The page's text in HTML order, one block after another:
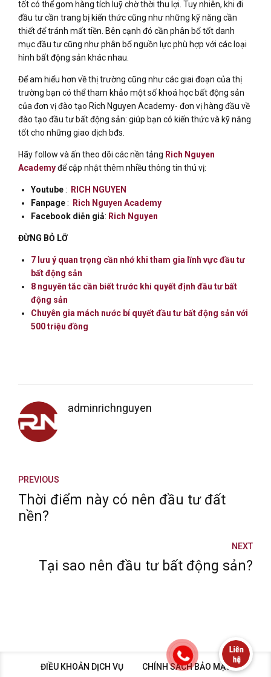
tốt có thể gom hàng tích luỹ chờ thời thu lợi. Tuy nhiên, khi đi
đầu tư cần trang bị kiến thức cũng như những kỹ năng cần
thiết để tránh mất tiền. Bên cạnh đó cần phân bổ tốt danh
mục đầu tư cũng như phân bổ nguồn lực phù hợp với các loại
hình bất động sản khác nhau.
Để am hiểu hơn về thị trường cũng như các giai đoạn của thị
trường bạn có thể tham khảo một số khoá học bất động sản
của đơn vị đào tạo Rich Nguyen Academy- đơn vị hàng đầu về
đào tạo đầu tư bất động sản: giúp bạn có kiến thức và kỹ năng
tốt cho những giao dịch bđs.
Hãy follow và ấn theo dõi các nền tảng Rich Nguyen
Academyđể cập nhật thêm nhiều thông tin thú vị:
Youtube: RICH NGUYEN
Fanpage: Rich Nguyen Academy
Facebook diễn giả: Rich Nguyen
ĐỪNG BỎ LỠ
7 lưu ý quan trọng cần nhớ khi tham gia lĩnh vực đầu tư
bất động sản
8 nguyên tắc cần biết trước khi quyết định đầu tư bất
động sản
Chuyên gia mách nước bí quyết đầu tư bất động sản với
500 triệu đồng
adminrichnguyen
PREVIOUS
Thời điểm này có nên đầu tư đất
nền?
NEXT
Tại sao nên đầu tư bất động sản?
ĐIỀU KHOẢN DỊCH VỤ CHÍNH SÁCH BẢO MẬT